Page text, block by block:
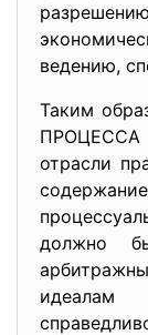
ведению,
Таким
ПРОЦЕССА
отрасли
должно